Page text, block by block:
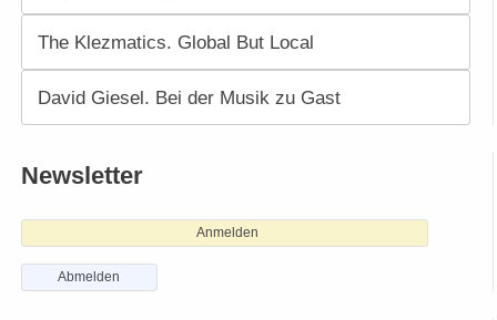
The Klezmatics. Global But Local
David Giesel. Bei der Musik zu Gast
Newsletter
Anmelden
Abmelden